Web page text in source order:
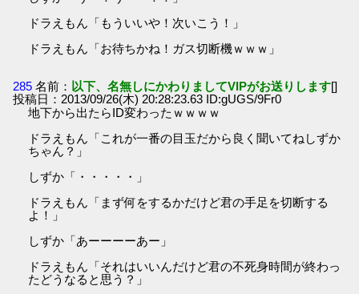
ドラえもん「もういいや！次いこう！」
ドラえもん「お待ちかね！ガス切断機ｗｗｗ」
285 名前： 以下、名無しにかわりましてVIPがお送りします[]
投稿日：2013/09/26(木) 20:28:23.63 ID:gUGS/9Fr0
地下から出たらID変わったｗｗｗｗ
ドラえもん「これが一番の目玉だから良く聞いてねしずか
ちゃん？」
しずか「・・・・・」
ドラえもん「まず何をするかだけど君の手足を切断する
よ！」
しずか「あーーーーあー」
ドラえもん「それはいいんだけど君の不死身時間が終わっ
たどうなると思う？」